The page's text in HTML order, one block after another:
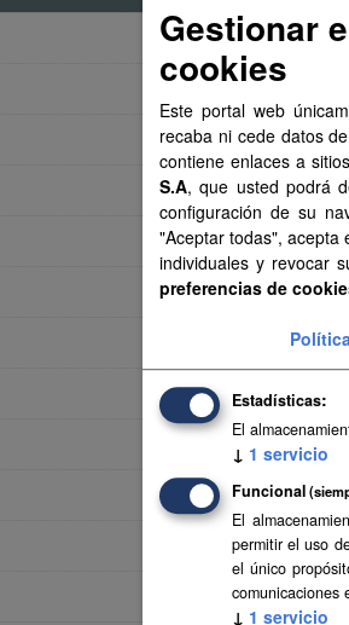
Gestionar
cookies
Este portal web
recaba ni cede datos
contiene enlaces a
S.A, que usted podrá
configuración de su
"Aceptar todas", acepta
individuales y revocar
preferencias de
Estadísticas
El
↓ 1 servicio
Funcional
El
permitir el uso
el único
comunicaciones
↓ 1 servicio